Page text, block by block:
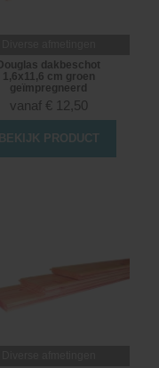
Douglas dakbeschot
1,6x11,6 cm groen
geïmpregneerd
vanaf € 12,50
BEKIJK PRODUCT